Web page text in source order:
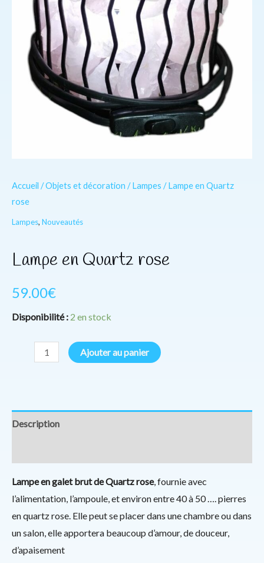
Accueil /Objets et décoration /Lampes / Lampe en Quartz
rose
Lampes, Nouveautés
Lampe en Quartz rose
59.00€
Disponibilité : 2 en stock
Ajouter au panier
Description
Lampe en galet brut de Quartz rose, fournie avec
l’alimentation, l’ampoule, et environ entre 40 à 50 …. pierres
en quartz rose. Elle peut se placer dans une chambre ou dans
un salon, elle apportera beaucoup d’amour, de douceur,
d’apaisement